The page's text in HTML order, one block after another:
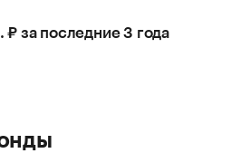
₽ за последние 3 года